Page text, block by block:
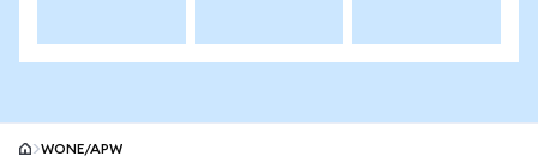
WONE/APW